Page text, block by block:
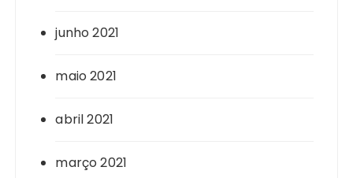
junho 2021
maio 2021
abril 2021
março 2021